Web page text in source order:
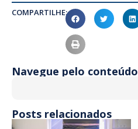
COMPARTILHE:
Navegue pelo conteúdo
Posts relacionados